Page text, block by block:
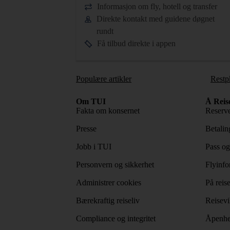
Informasjon om fly, hotell og transfer
Direkte kontakt med guidene døgnet
rundt
Få tilbud direkte i appen
Populære artikler
Om TUI
Fakta om konsernet
Presse
Jobb i TUI
Personvern og sikkerhet
Administrer cookies
Bærekraftig reiseliv
Compliance og integritet
Å
Pass
På